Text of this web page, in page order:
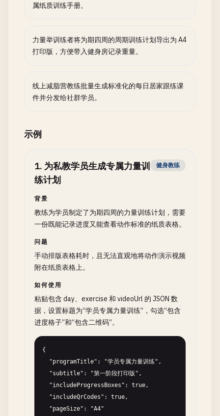
属纸质训练手册。
力量举训练者将为期四周的周期训练计划导出为 A4
打印版，方便带入健身房记录重量。
线上减脂营教练批量生成标准化的每日居家跟练课
件并分发给社群学员。
示例
1. 为私教学员生成专属力量训
练计划
健身教练
背景
教练为学员制定了为期四周的力量训练计划，需要
一份既能记录进度又能查看动作标准的纸质表格。
问题
手动排版表格耗时，且无法直观地将动作演示视频
附在纸质表格上。
如何使用
粘贴包含 day、exercise 和 videoUrl 的 JSON 数
据，设置标题为“学员专属力量训练”，勾选“包含
进度格子”和“包含二维码”。
{